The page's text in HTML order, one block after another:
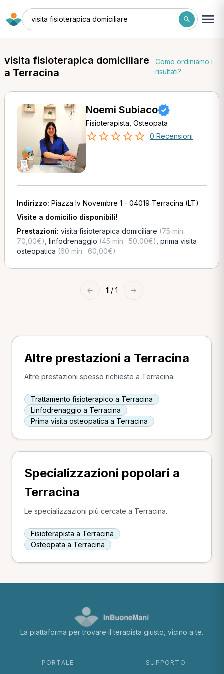
visita fisioterapica domiciliare
visita fisioterapica domiciliare
a Terracina
Come ordiniamo i
risultati?
Noemi Subiaco
Fisioterapista, Osteopata
0 Recensioni
Indirizzo: Piazza Iv Novembre 1 - 04019 Terracina (LT)
Visite a domicilio disponibili!
Prestazioni: visita fisioterapica domiciliare (75 min ·
70,00€) linfodrenaggio (45 min · 50,00€) prima visita
osteopatica (60 min · 60,00€)
← 1 / 1 →
Altre prestazioni a Terracina
Altre prestazioni spesso richieste a Terracina.
Trattamento fisioterapico a Terracina
Linfodrenaggio a Terracina
Prima visita osteopatica a Terracina
Specializzazioni popolari a
Terracina
Le specializzazioni più cercate a Terracina.
Fisioterapista a Terracina
Osteopata a Terracina
La piattaforma per trovare il terapista giusto, vicino a te.
PORTALE SUPPORTO